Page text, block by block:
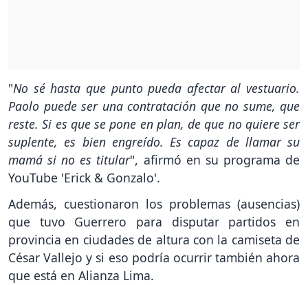
"No sé hasta que punto pueda afectar al vestuario.
Paolo puede ser una contratación que no sume, que
reste. Si es que se pone en plan, de que no quiere ser
suplente, es bien engreído. Es capaz de llamar su
mamá si no es titular", afirmó en su programa de
YouTube 'Erick & Gonzalo'.
Además, cuestionaron los problemas (ausencias)
que tuvo Guerrero para disputar partidos en
provincia en ciudades de altura con la camiseta de
César Vallejo y si eso podría ocurrir también ahora
que está en Alianza Lima.